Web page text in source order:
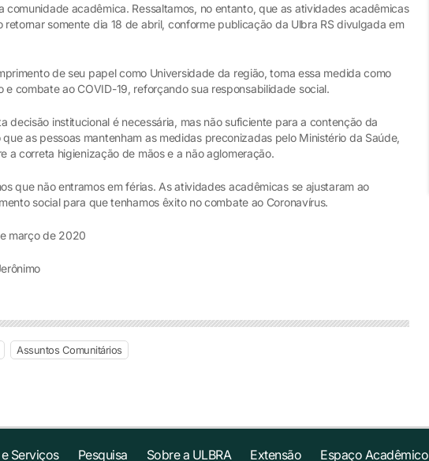
comunidade acadêmica. Ressaltamos, no entanto, que as atividades acadêmicas
retornar somente dia 18 de abril, conforme publicação da Ulbra RS divulgada em
de seu papel como Universidade da região, toma essa medida como
e combate ao COVID-19, reforçando sua responsabilidade social.
decisão institucional é necessária, mas não suficiente para a contenção da
as pessoas mantenham as medidas preconizadas pelo Ministério da Saúde,
a correta higienização de mãos e a não aglomeração.
que não entramos em férias. As atividades acadêmicas se ajustaram ao
social para que tenhamos êxito no combate ao Coronavírus.
março de 2020
Assuntos Comunitários
Serviços Pesquisa Sobre a ULBRA Extensão Espaço Acadêmico